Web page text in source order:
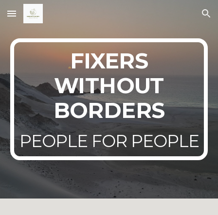
Skip to main content Skip to navigation
FIXERS
WITHOUT
BORDERS
PEOPLE FOR PEOPLE